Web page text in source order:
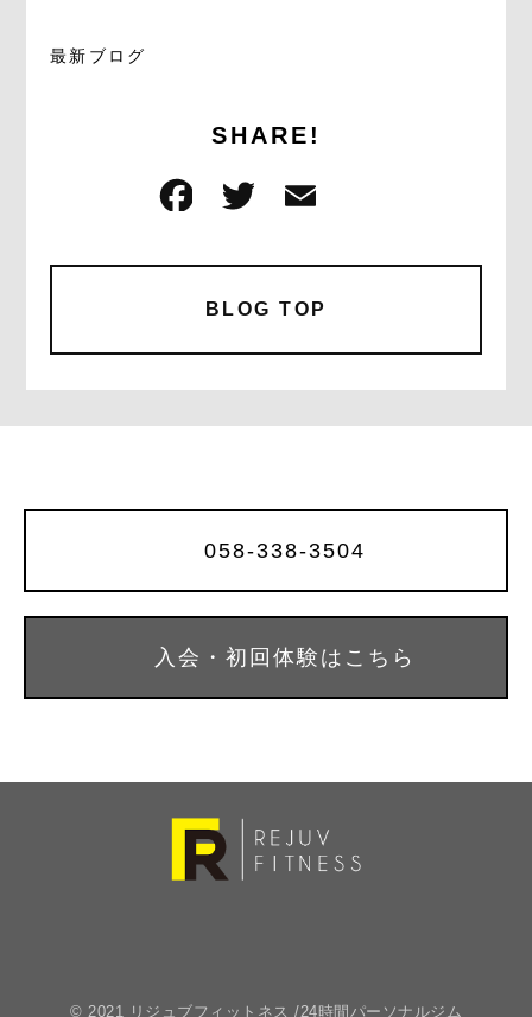
最新ブログ
SHARE!
F
c
e
b
o
o
T
it
te
r
ai
BLOG TOP
058-338-3504
入会・初回体験はこちら
© 2021 リジュブフィットネス /24時間パーソナルジム